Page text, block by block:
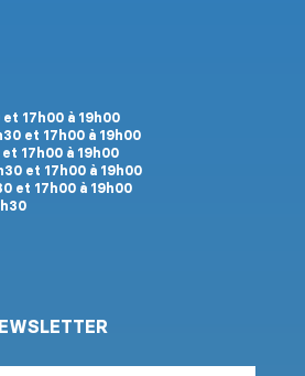
et 17h00 à 19h00
et 17h00 à 19h00
17h00 à 19h00
et 17h00 à 19h00
et 17h00 à 19h00